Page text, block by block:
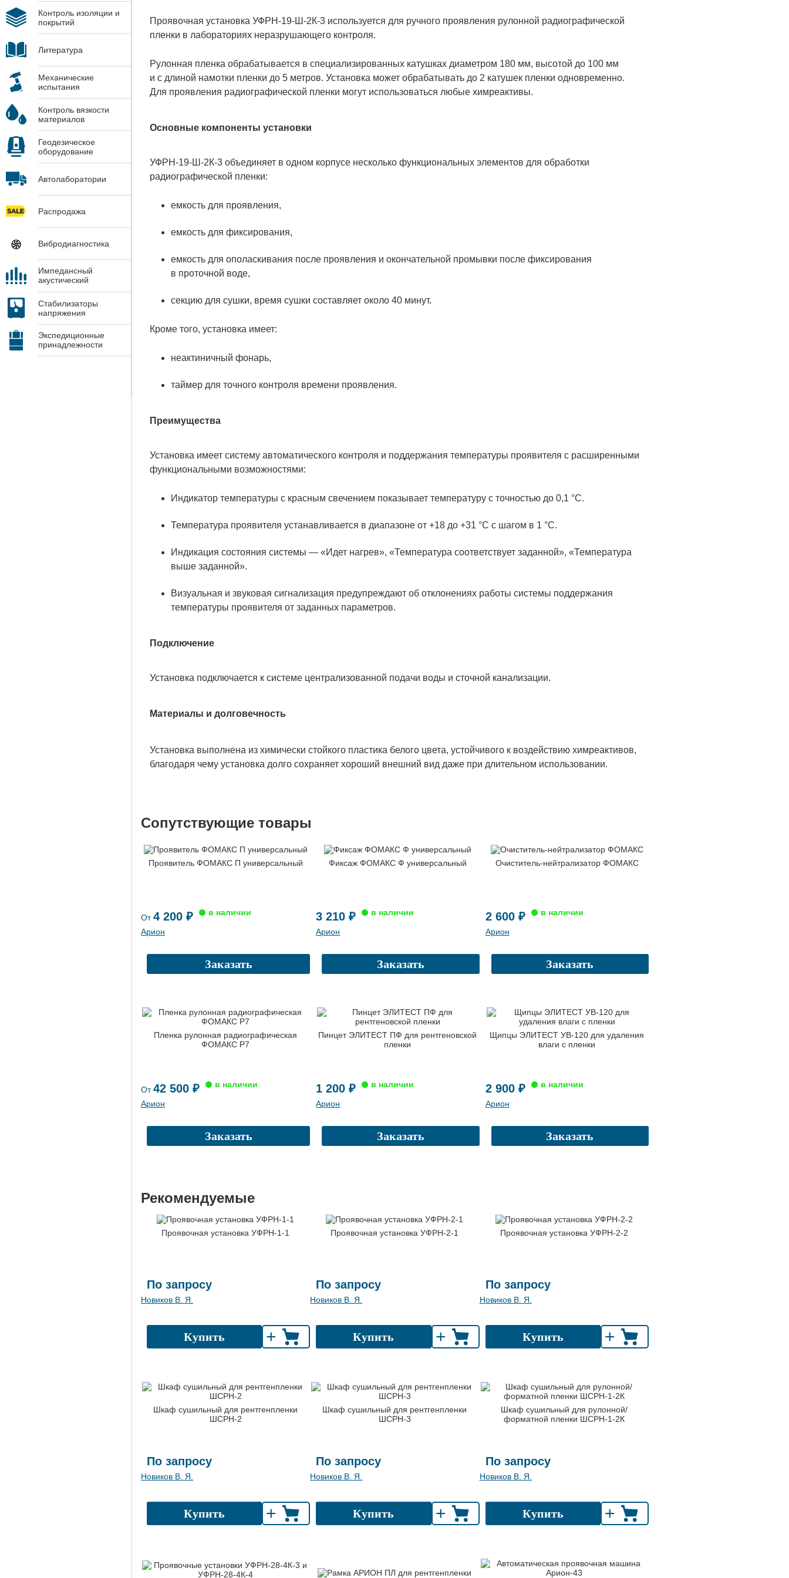
Контроль изоляции и
покрытий
Литература
Механические
испытания
Контроль вязкости
материалов
Геодезическое
оборудование
Автолаборатории
Распродажа
Вибродиагностика
Импедансный
акустический
Стабилизаторы
напряжения
Экспедиционные
принадлежности
Проявочная установка УФРН-19-Ш-2К-3 используется для ручного проявления рулонной радиографической
пленки в лабораториях неразрушающего контроля.
Рулонная пленка обрабатывается в специализированных катушках диаметром 180 мм, высотой до 100 мм
и с длиной намотки пленки до 5 метров. Установка может обрабатывать до 2 катушек пленки одновременно.
Для проявления радиографической пленки могут использоваться любые химреактивы.
Основные компоненты установки
УФРН-19-Ш-2К-3 объединяет в одном корпусе несколько функциональных элементов для обработки
радиографической пленки:
емкость для проявления,
емкость для фиксирования,
емкость для ополаскивания после проявления и окончательной промывки после фиксирования
в проточной воде,
секцию для сушки, время сушки составляет около 40 минут.
Кроме того, установка имеет:
неактиничный фонарь,
таймер для точного контроля времени проявления.
Преимущества
Установка имеет систему автоматического контроля и поддержания температуры проявителя с расширенными
функциональными возможностями:
Индикатор температуры с красным свечением показывает температуру с точностью до 0,1 °С.
Температура проявителя устанавливается в диапазоне от +18 до +31 °С c шагом в 1 °С.
Индикация состояния системы — «Идет нагрев», «Температура соответствует заданной», «Температура
выше заданной».
Визуальная и звуковая сигнализация предупреждают об отклонениях работы системы поддержания
температуры проявителя от заданных параметров.
Подключение
Установка подключается к системе централизованной подачи воды и сточной канализации.
Материалы и долговечность
Установка выполнена из химически стойкого пластика белого цвета, устойчивого к воздействию химреактивов,
благодаря чему установка долго сохраняет хороший внешний вид даже при длительном использовании.
Сопутствующие товары
Проявитель ФОМАКС П универсальный
От4 200 ₽
Арион
Заказать
Фиксаж ФОМАКС Ф универсальный
3 210 ₽
Арион
Заказать
Очиститель-нейтрализатор ФОМАКС
2 600 ₽
Арион
Заказать
Пленка рулонная радиографическая
ФОМАКС Р7
От42 500 ₽
Арион
Заказать
Пинцет ЭЛИТЕСТ ПФ для рентгеновской
пленки
1 200 ₽
Арион
Заказать
Щипцы ЭЛИТЕСТ УВ-120 для удаления
влаги с пленки
2 900 ₽
Арион
Заказать
Рекомендуемые
Проявочная установка УФРН-1-1
По запросу
Новиков В. Я.
Купить +
Проявочная установка УФРН-2-1
По запросу
Новиков В. Я.
Купить +
Проявочная установка УФРН-2-2
По запросу
Новиков В. Я.
Купить +
Шкаф сушильный для рентгенпленки
ШСРН-2
По запросу
Новиков В. Я.
Купить +
Шкаф сушильный для рентгенпленки
ШСРН-3
По запросу
Новиков В. Я.
Купить +
Шкаф сушильный для рулонной/
форматной пленки ШСРН-1-2К
По запросу
Новиков В. Я.
Купить +